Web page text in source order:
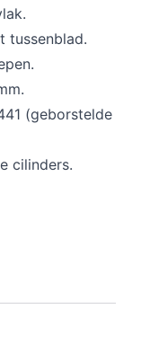
tussenblad.
(geborstelde
cilinders.